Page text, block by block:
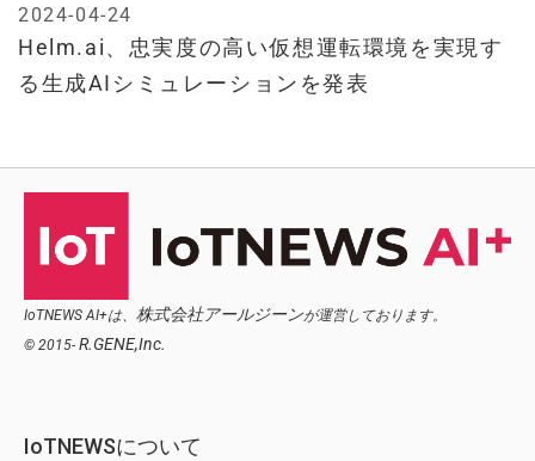
Helm.ai、忠実度の高い仮想運転環境を実現す
る生成AIシミュレーションを発表
2024-04-24
IoTNEWS AI+は、 株式会社アールジーンが運営しております。
© 2015- R.GENE,Inc.
IoTNEWSについて